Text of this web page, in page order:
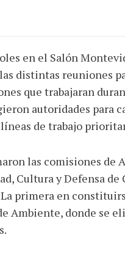
en el Salón
distintas reuniones
que trabajaran
autoridades para
de trabajo
las comisiones de
Cultura y Defensa de
La primera en
Ambiente, donde se